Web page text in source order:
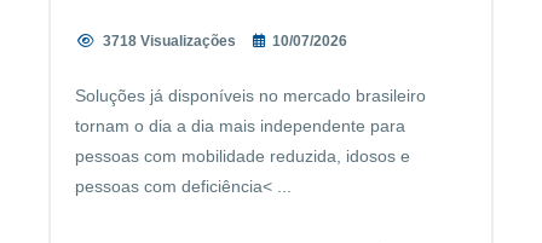
3718 Visualizações 10/07/2026
Soluções já disponíveis no mercado brasileiro
tornam o dia a dia mais independente para
pessoas com mobilidade reduzida, idosos e
pessoas com deficiência< ...